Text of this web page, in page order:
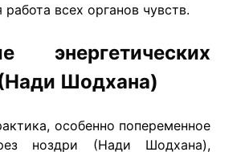
всех органов чувств.
энергетических
Шодхана)
особенно попеременное
ноздри (Нади Шодхана),